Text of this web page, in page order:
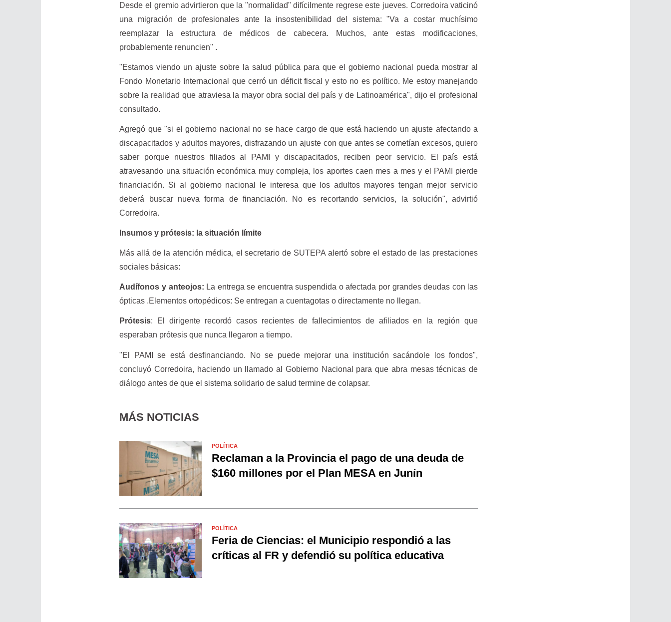
Desde el gremio advirtieron que la "normalidad" difícilmente regrese este jueves. Corredoira vaticinó
una migración de profesionales ante la insostenibilidad del sistema: "Va a costar muchísimo
reemplazar la estructura de médicos de cabecera. Muchos, ante estas modificaciones,
probablemente renuncien" .
"Estamos viendo un ajuste sobre la salud pública para que el gobierno nacional pueda mostrar al
Fondo Monetario Internacional que cerró un déficit fiscal y esto no es político. Me estoy manejando
sobre la realidad que atraviesa la mayor obra social del país y de Latinoamérica", dijo el profesional
consultado.
Agregó que "si el gobierno nacional no se hace cargo de que está haciendo un ajuste afectando a
discapacitados y adultos mayores, disfrazando un ajuste con que antes se cometían excesos, quiero
saber porque nuestros filiados al PAMI y discapacitados, reciben peor servicio. El país está
atravesando una situación económica muy compleja, los aportes caen mes a mes y el PAMI pierde
financiación. Si al gobierno nacional le interesa que los adultos mayores tengan mejor servicio
deberá buscar nueva forma de financiación. No es recortando servicios, la solución", advirtió
Corredoira.
Insumos y prótesis: la situación límite
Más allá de la atención médica, el secretario de SUTEPA alertó sobre el estado de las prestaciones
sociales básicas:
Audífonos y anteojos: La entrega se encuentra suspendida o afectada por grandes deudas con las
ópticas .Elementos ortopédicos: Se entregan a cuentagotas o directamente no llegan.
Prótesis: El dirigente recordó casos recientes de fallecimientos de afiliados en la región que
esperaban prótesis que nunca llegaron a tiempo.
"El PAMI se está desfinanciando. No se puede mejorar una institución sacándole los fondos",
concluyó Corredoira, haciendo un llamado al Gobierno Nacional para que abra mesas técnicas de
diálogo antes de que el sistema solidario de salud termine de colapsar.
MÁS NOTICIAS
POLÍTICA
Reclaman a la Provincia el pago de una deuda de
$160 millones por el Plan MESA en Junín
POLÍTICA
Feria de Ciencias: el Municipio respondió a las
críticas al FR y defendió su política educativa